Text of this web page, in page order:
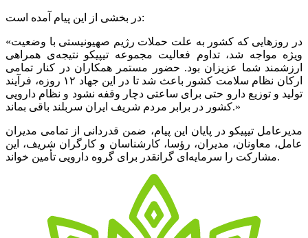
در بخشی از این پیام آمده است:
«در روزهایی که کشور به علت حملات رژیم صهیونیستی با وضعیت
ویژه مواجه شد، تداوم فعالیت مجموعه تیپیکو نتیجه‌ی همراهی
ارزشمند شما عزیزان بود. حضور مستمر همکاران در کنار تمامی
ارکان نظام سلامت کشور باعث شد تا در این جهاد ۱۲ روزه، فرآیند
تولید و توزیع دارو حتی برای ساعتی دچار وقفه نشود و نظام دارویی
کشور در برابر مردم شریف ایران سربلند باقی بماند.»
مدیرعامل تیپیکو در پایان این پیام، ضمن قدردانی از تمامی مدیران
عامل، معاونان، مدیران، رؤسا، کارشناسان و کارگران شریف، این
مشارکت را سرمایه‌ای گرانقدر برای گروه دارویی تأمین خواند.